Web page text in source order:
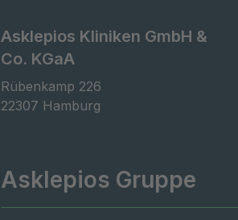
Asklepios Kliniken GmbH &
Co. KGaA
Rübenkamp 226
22307 Hamburg
Asklepios Gruppe